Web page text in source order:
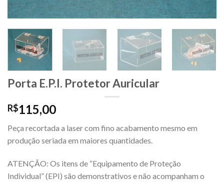
Porta E.P.I. Protetor Auricular
R$115,00
Peça recortada a laser com fino acabamento mesmo em
produção seriada em maiores quantidades.
ATENÇÃO: Os itens de “Equipamento de Proteção
Individual” (EPI) são demonstrativos e não acompanham o